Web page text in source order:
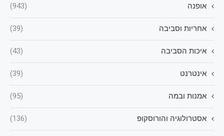
אופנה (943)
אחריות וסביבה (39)
איכות הסביבה (43)
אינטרנט (39)
אמנות ובמה (95)
אסטרולוגיה והורוסקופ (136)